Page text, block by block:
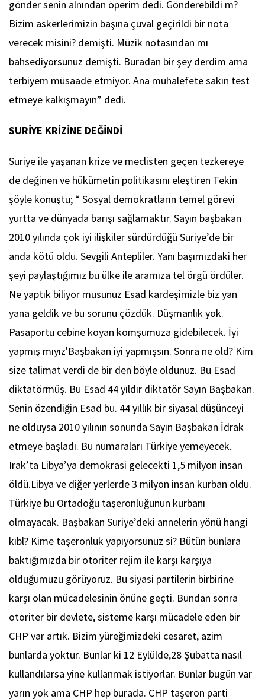
gönder senin alnından öperim dedi. Gönderebildi m?
Bizim askerlerimizin başına çuval geçirildi bir nota
verecek misini? demişti. Müzik notasından mı
bahsediyorsunuz demişti. Buradan bir şey derdim ama
terbiyem müsaade etmiyor. Ana muhalefete sakın test
etmeye kalkışmayın” dedi.
SURİYE KRİZİNE DEĞİNDİ
Suriye ile yaşanan krize ve meclisten geçen tezkereye
de değinen ve hükümetin politikasını eleştiren Tekin
şöyle konuştu; “ Sosyal demokratların temel görevi
yurtta ve dünyada barışı sağlamaktır. Sayın başbakan
2010 yılında çok iyi ilişkiler sürdürdüğü Suriye’de bir
anda kötü oldu. Sevgili Antepliler. Yanı başımızdaki her
şeyi paylaştığımız bu ülke ile aramıza tel örgü ördüler.
Ne yaptık biliyor musunuz Esad kardeşimizle biz yan
yana geldik ve bu sorunu çözdük. Düşmanlık yok.
Pasaportu cebine koyan komşumuza gidebilecek. İyi
yapmış mıyız'Başbakan iyi yapmışsın. Sonra ne old? Kim
size talimat verdi de bir den böyle oldunuz. Bu Esad
diktatörmüş. Bu Esad 44 yıldır diktatör Sayın Başbakan.
Senin özendiğin Esad bu. 44 yıllık bir siyasal düşünceyi
ne olduysa 2010 yılının sonunda Sayın Başbakan İdrak
etmeye başladı. Bu numaraları Türkiye yemeyecek.
Irak’ta Libya’ya demokrasi gelecekti 1,5 milyon insan
öldü.Libya ve diğer yerlerde 3 milyon insan kurban oldu.
Türkiye bu Ortadoğu taşeronluğunun kurbanı
olmayacak. Başbakan Suriye’deki annelerin yönü hangi
kıbl? Kime taşeronluk yapıyorsunuz si? Bütün bunlara
baktığımızda bir otoriter rejim ile karşı karşıya
olduğumuzu görüyoruz. Bu siyasi partilerin birbirine
karşı olan mücadelesinin önüne geçti. Bundan sonra
otoriter bir devlete, sisteme karşı mücadele eden bir
CHP var artık. Bizim yüreğimizdeki cesaret, azim
bunlarda yoktur. Bunlar ki 12 Eylülde,28 Şubatta nasıl
kullandılarsa yine kullanmak istiyorlar. Bunlar bugün var
yarın yok ama CHP hep burada. CHP taşeron parti